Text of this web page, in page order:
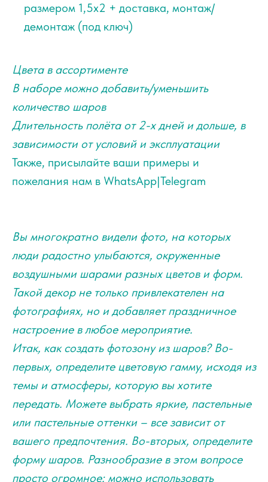
размером 1,5х2 + доставка, монтаж/
демонтаж (под ключ)
Цвета в ассортименте
В наборе можно добавить/уменьшить
количество шаров
Длительность полёта от 2-х дней и дольше, в
зависимости от условий и эксплуатации
Также, присылайте ваши примеры и
пожелания нам в WhatsApp|Telegram
Вы многократно видели фото, на которых
люди радостно улыбаются, окруженные
воздушными шарами разных цветов и форм.
Такой декор не только привлекателен на
фотографиях, но и добавляет праздничное
настроение в любое мероприятие.
Итак, как создать фотозону из шаров? Во-
первых, определите цветовую гамму, исходя из
темы и атмосферы, которую вы хотите
передать. Можете выбрать яркие, пастельные
или пастельные оттенки – все зависит от
вашего предпочтения. Во-вторых, определите
форму шаров. Разнообразие в этом вопросе
просто огромное: можно использовать